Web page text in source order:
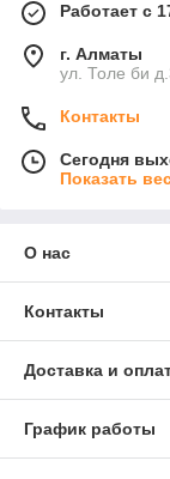
Работает с
г. Алматы
ул. Толе би
Контакты
Сегодня
Показать
О нас
Контакты
Доставка и
График работы